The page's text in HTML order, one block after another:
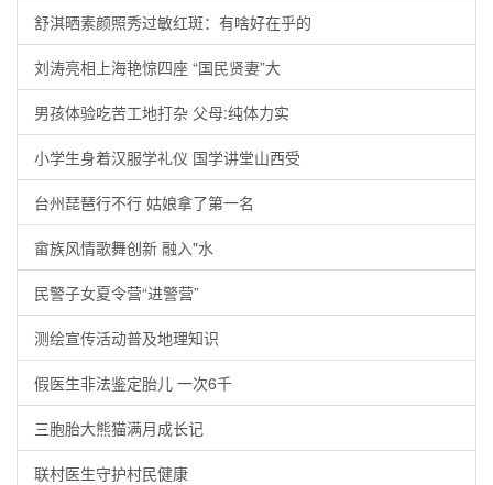
舒淇晒素颜照秀过敏红斑：有啥好在乎的
刘涛亮相上海艳惊四座 “国民贤妻”大
男孩体验吃苦工地打杂 父母:纯体力实
小学生身着汉服学礼仪 国学讲堂山西受
台州琵琶行不行 姑娘拿了第一名
畲族风情歌舞创新 融入"水
民警子女夏令营“进警营”
测绘宣传活动普及地理知识
假医生非法鉴定胎儿 一次6千
三胞胎大熊猫满月成长记
联村医生守护村民健康